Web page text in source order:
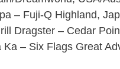
– Fuji-Q Highland,
Dragster – Cedar
Ka – Six Flags Great